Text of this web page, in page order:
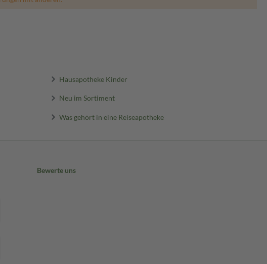
Hausapotheke Kinder
Neu im Sortiment
Was gehört in eine Reiseapotheke
Bewerte uns